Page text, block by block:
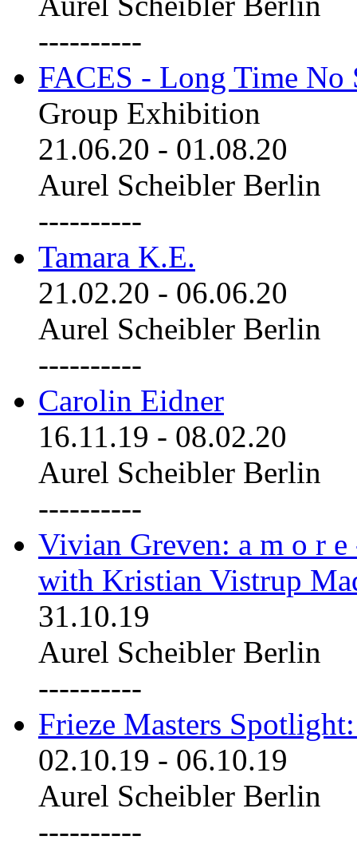
----------
FACES - Long Time No
Group Exhibition
21.06.20 - 01.08.20
Aurel Scheibler Berlin
----------
Tamara K.E.
21.02.20 - 06.06.20
Aurel Scheibler Berlin
----------
Carolin Eidner
16.11.19 - 08.02.20
Aurel Scheibler Berlin
----------
Vivian Greven: a m o r
with Kristian Vistrup
31.10.19
Aurel Scheibler Berlin
----------
Frieze Masters
02.10.19 - 06.10.19
Aurel Scheibler Berlin
----------